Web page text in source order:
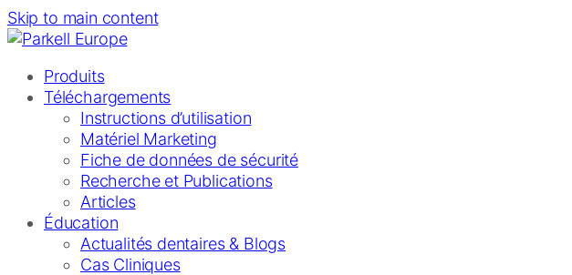
Skip to main content
Produits
Téléchargements
Instructions d’utilisation
Matériel Marketing
Fiche de données de sécurité
Recherche et Publications
Articles
Éducation
Actualités dentaires & Blogs
Cas Cliniques